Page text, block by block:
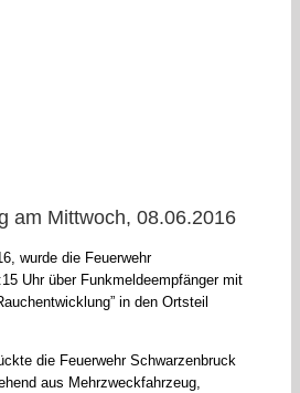
am Mittwoch, 08.06.2016
wurde die Feuerwehr
Uhr über Funkmeldeempfänger mit
in den Ortsteil
die Feuerwehr Schwarzenbruck
aus Mehrzweckfahrzeug,